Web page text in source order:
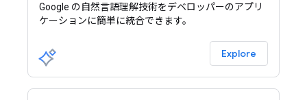
Google の自然言語理解技術をデベロッパーのアプリ
ケーションに簡単に統合できます。
Explore